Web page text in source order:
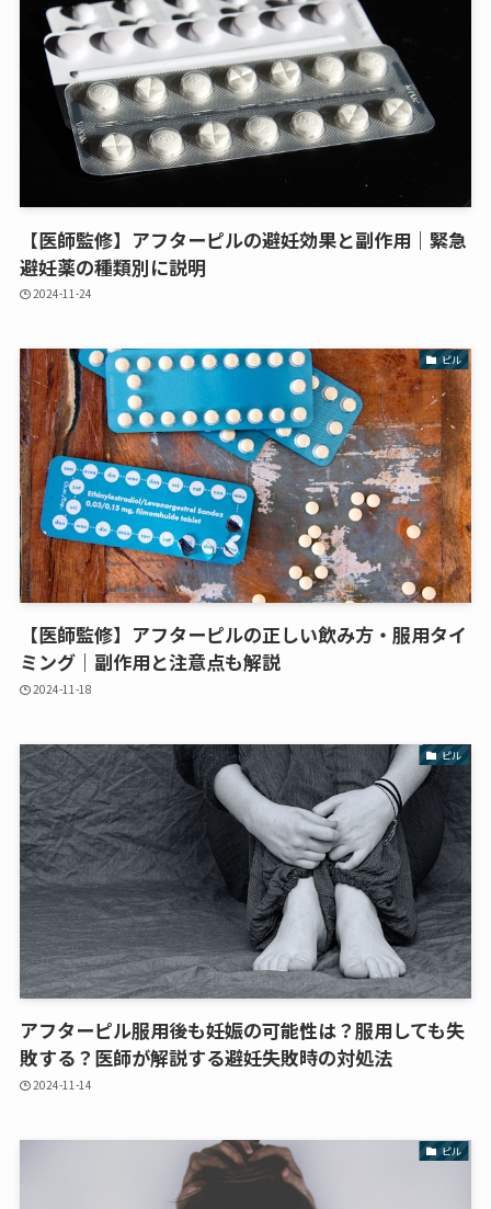
【医師監修】アフターピルの避妊効果と副作用｜緊急
避妊薬の種類別に説明
2024-11-24
ピル
【医師監修】アフターピルの正しい飲み方・服用タイ
ミング｜副作用と注意点も解説
2024-11-18
ピル
アフターピル服用後も妊娠の可能性は？服用しても失
敗する？医師が解説する避妊失敗時の対処法
2024-11-14
ピル